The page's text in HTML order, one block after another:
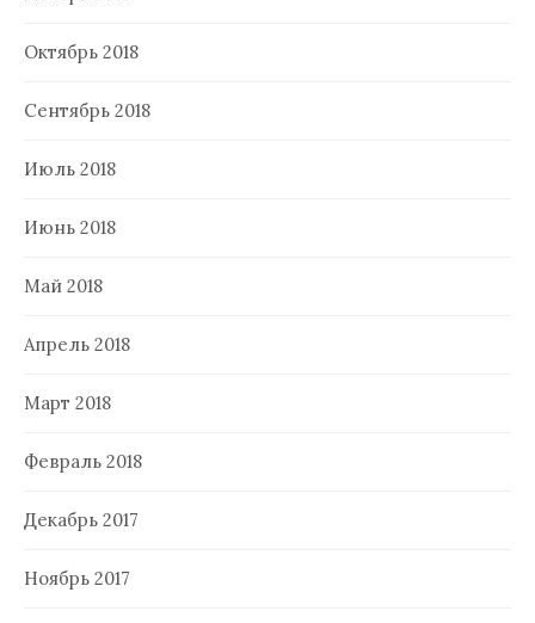
Октябрь 2018
Сентябрь 2018
Июль 2018
Июнь 2018
Май 2018
Апрель 2018
Март 2018
Февраль 2018
Декабрь 2017
Ноябрь 2017